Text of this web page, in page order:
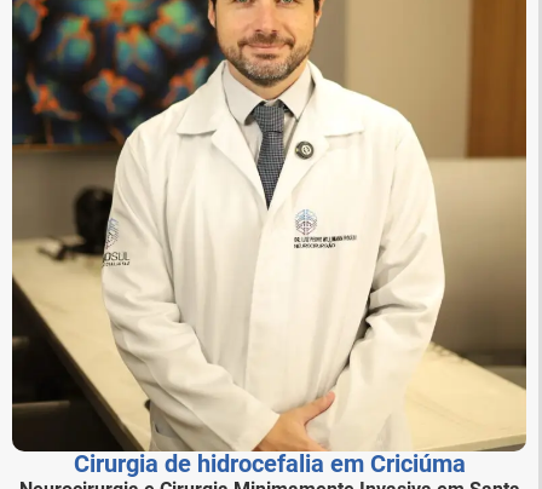
Cirurgia de hidrocefalia em Criciúma